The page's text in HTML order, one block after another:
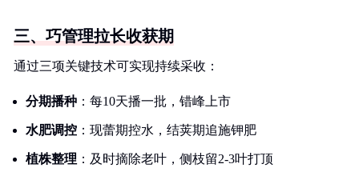
三、巧管理拉长收获期
通过三项关键技术可实现持续采收：
分期播种 ：每10天播一批，错峰上市
水肥调控 ：现蕾期控水，结荚期追施钾肥
植株整理 ：及时摘除老叶，侧枝留2-3叶打顶